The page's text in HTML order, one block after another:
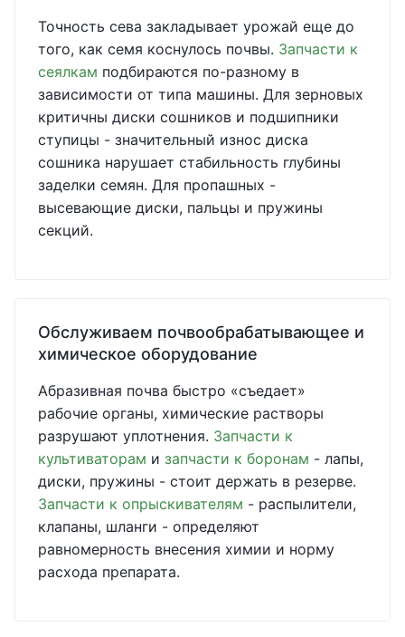
Точность сева закладывает урожай еще до
того, как семя коснулось почвы. Запчасти к
сеялкам подбираются по-разному в
зависимости от типа машины. Для зерновых
критичны диски сошников и подшипники
ступицы - значительный износ диска
сошника нарушает стабильность глубины
заделки семян. Для пропашных -
высевающие диски, пальцы и пружины
секций.
Обслуживаем почвообрабатывающее и
химическое оборудование
Абразивная почва быстро «съедает»
рабочие органы, химические растворы
разрушают уплотнения. Запчасти к
культиваторам и запчасти к боронам - лапы,
диски, пружины - стоит держать в резерве.
Запчасти к опрыскивателям - распылители,
клапаны, шланги - определяют
равномерность внесения химии и норму
расхода препарата.